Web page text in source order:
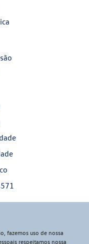
fazemos uso de nossa
respeitamos nossa